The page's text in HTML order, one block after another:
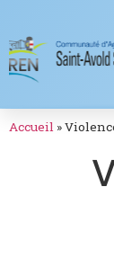
Accueil »